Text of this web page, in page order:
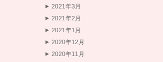
2021年3月
2021年2月
2021年1月
2020年12月
2020年11月